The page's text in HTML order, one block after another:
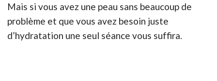
Mais si vous avez une peau sans beaucoup de
problème et que vous avez besoin juste
d’hydratation une seul séance vous suffira.